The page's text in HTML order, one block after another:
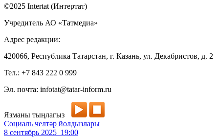
©2025 Intertat (Интертат)
Учредитель АО «Татмедиа»
Адрес редакции:
420066, Республика Татарстан, г. Казань, ул. Декабристов, д. 2
Тел.: +7 843 222 0 999
Эл. почта: infotat@tatar-inform.ru
Язманы тыңлагыз
Социаль челтәр йолдызлары
8 сентябрь 2025 19:00